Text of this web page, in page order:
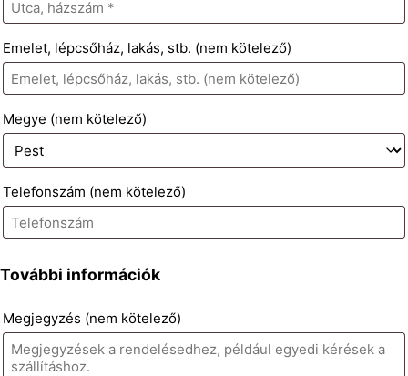
Emelet, lépcsőház, lakás, stb. (nem kötelező)
Megye (nem kötelező)
Telefonszám (nem kötelező)
További információk
Megjegyzés (nem kötelező)